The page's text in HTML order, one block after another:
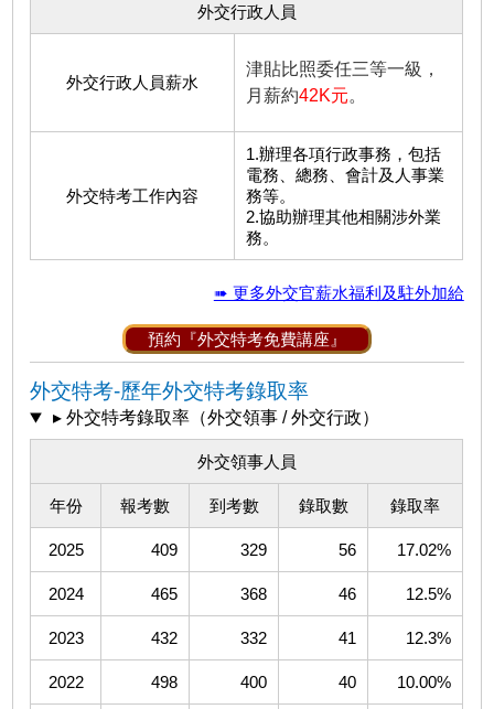
外交行政人員
外交行政人員薪水
津貼比照委任三等一級，
月薪約42K元。
外交特考工作內容
1.辦理各項行政事務，包括
電務、總務、會計及人事業
務等。
2.協助辦理其他相關涉外業
務。
➠ 更多外交官薪水福利及駐外加給
預約『外交特考免費講座』
外交特考-歷年外交特考錄取率
▸ 外交特考錄取率（外交領事 / 外交行政）
外交領事人員
年份 報考數 到考數 錄取數 錄取率
2025 409 329 56 17.02%
2024 465 368 46 12.5%
2023 432 332 41 12.3%
2022 498 400 40 10.00%